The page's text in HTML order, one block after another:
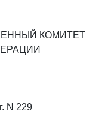
КОМИТЕТ
N 229